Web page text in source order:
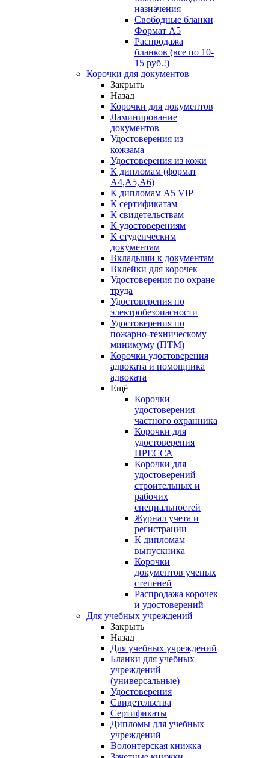
назначения
Свободные бланки
Формат А5
Распродажа
бланков (все по 10-
15 руб.!)
Корочки для документов
Закрыть
Назад
Корочки для документов
Ламинирование
документов
Удостоверения из
кожзама
Удостоверения из кожи
К дипломам (формат
А4,А5,А6)
К дипломам А5 VIP
К сертификатам
К свидетельствам
К удостоверениям
К студенческим
документам
Вкладыши к документам
Вклейки для корочек
Удостоверения по охране
труда
Удостоверения по
электробезопасности
Удостоверения по
пожарно-техническому
минимуму (ПТМ)
Корочки удостоверения
адвоката и помощника
адвоката
Ещё
Корочки
удостоверения
частного охранника
Корочки для
удостоверения
ПРЕССА
Корочки для
удостоверений
строительных и
рабочих
специальностей
Журнал учета и
регистрации
К дипломам
выпускника
Корочки
документов ученых
степеней
Распродажа корочек
и удостоверений
Для учебных учреждений
Закрыть
Назад
Для учебных учреждений
Бланки для учебных
учреждений
(универсальные)
Удостоверения
Свидетельства
Сертификаты
Дипломы для учебных
учреждений
Волонтерская книжка